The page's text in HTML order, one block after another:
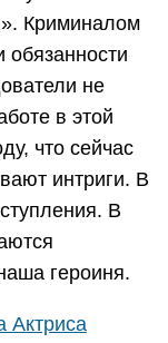
Криминалом
обязанности
не
в этой
что сейчас
интриги. В
В
героиня.
Актриса